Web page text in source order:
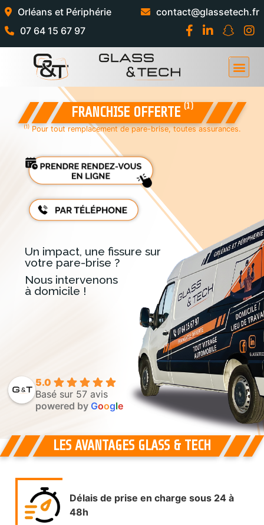
Orléans et Périphérie
contact@glassetech.fr
07 64 15 67 97
FRANCHISE OFFERTE (1)
(1)Pour tout remplacement de pare-brise, toutes assurances.
Un impact, une fissure sur
votre pare-brise ?
Nous intervenons
à domicile !
5.0
Basé sur 57 avis
powered by Google
LES AVANTAGES GLASS & TECH
Délais de prise en charge sous 24 à
48h